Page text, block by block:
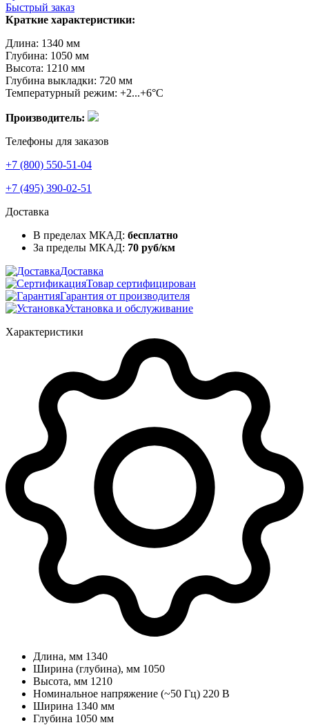
Быстрый заказ
Краткие характеристики:
Длина: 1340 мм
Глубина: 1050 мм
Высота: 1210 мм
Глубина выкладки: 720 мм
Температурный режим: +2...+6°C
Производитель:
Телефоны для заказов
+7 (800) 550-51-04
+7 (495) 390-02-51
Доставка
В пределах МКАД: бесплатно
За пределы МКАД: 70 руб/км
Доставка
Товар сертифицирован
Гарантия от производителя
Установка и обслуживание
Характеристики
Длина, мм 1340
Ширина (глубина), мм 1050
Высота, мм 1210
Номинальное напряжение (~50 Гц) 220 В
Ширина 1340 мм
Глубина 1050 мм